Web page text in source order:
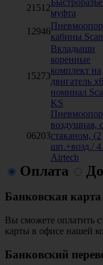
21512
муфта
12946
кабины
15273
Вкладыши
коренные
комплект на
двигатель х6
номинал
KS
06203
воздушная,
стаканом, (2
шп.+возд./ 4
Airtech
Оплата
Банковская карта
Вы сможете оплатить
карты в офисе нашей
Банковский